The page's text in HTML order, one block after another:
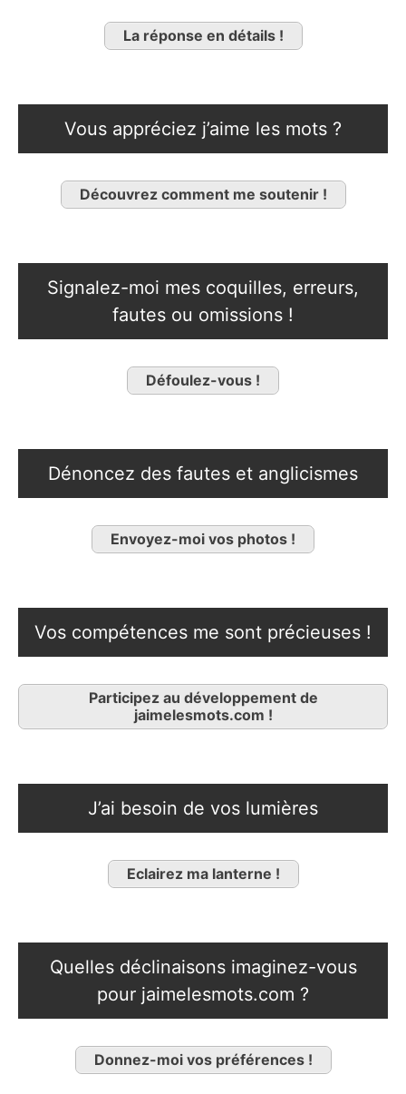
La réponse en détails !
Vous appréciez j’aime les mots ?
Découvrez comment me soutenir !
Signalez-moi mes coquilles, erreurs,
fautes ou omissions !
Défoulez-vous !
Dénoncez des fautes et anglicismes
Envoyez-moi vos photos !
Vos compétences me sont précieuses !
Participez au développement de
jaimelesmots.com !
J’ai besoin de vos lumières
Eclairez ma lanterne !
Quelles déclinaisons imaginez-vous
pour jaimelesmots.com ?
Donnez-moi vos préférences !